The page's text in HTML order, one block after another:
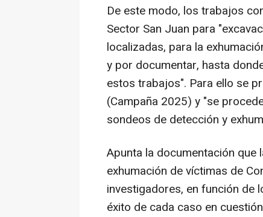
De este modo, los trabajos
Sector San Juan para
localizadas, para la
y por documentar, hasta
estos trabajos". Para ello se
(Campaña 2025) y "se
sondeos de detección y
Apunta la documentación que
exhumación de víctimas de
investigadores, en función de
éxito de cada caso en